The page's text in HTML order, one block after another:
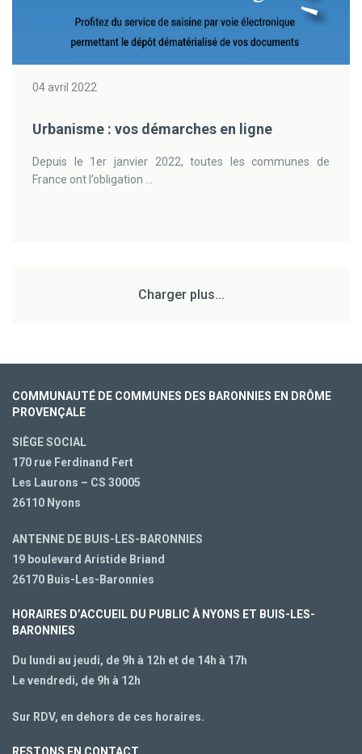
04 avril 2022
Urbanisme : vos démarches en ligne
Depuis le 1er janvier 2022, toutes les communes de
France ont l’obligation ...
Charger plus...
COMMUNAUTÉ DE COMMUNES DES BARONNIES EN DRÔME
PROVENÇALE
SIÈGE SOCIAL
170 rue Ferdinand Fert
Les Laurons – CS 30005
26110 Nyons
ANTENNE DE BUIS-LES-BARONNIES
19 boulevard Aristide Briand
26170 Buis-Les-Baronnies
HORAIRES D’ACCUEIL DU PUBLIC À NYONS ET BUIS-LES-
BARONNIES
Du lundi au jeudi, de 9h à 12h et de 14h à 17h
Le vendredi, de 9h à 12h
Sur RDV, en dehors de ces horaires.